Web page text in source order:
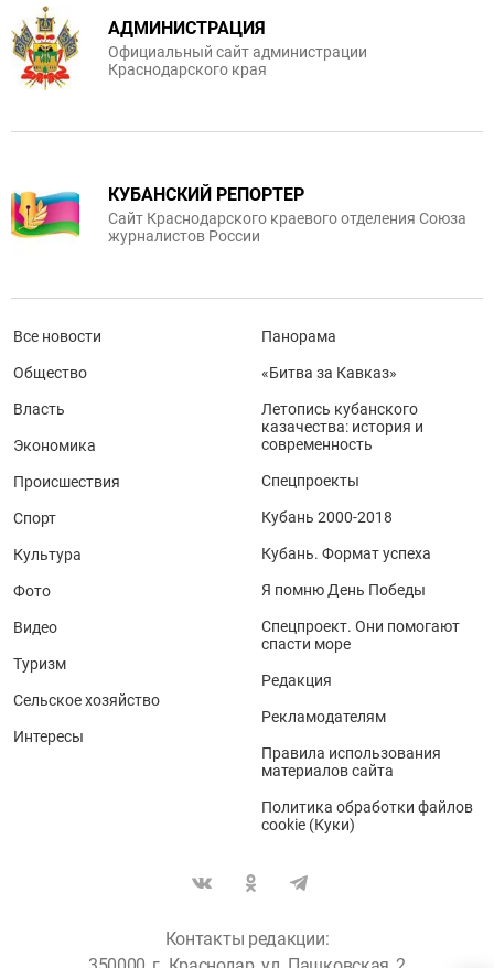
АДМИНИСТРАЦИЯ
Официальный сайт администрации
Краснодарского края
КУБАНСКИЙ РЕПОРТЕР
Сайт Краснодарского краевого отделения Союза
журналистов России
Все новости
Общество
Власть
Экономика
Происшествия
Спорт
Культура
Фото
Видео
Туризм
Сельское хозяйство
Интересы
Панорама
«Битва за Кавказ»
Летопись кубанского
казачества: история и
современность
Спецпроекты
Кубань 2000-2018
Кубань. Формат успеха
Я помню День Победы
Спецпроект. Они помогают
спасти море
Редакция
Рекламодателям
Правила использования
материалов сайта
Политика обработки файлов
cookie (Куки)
Контакты редакции: